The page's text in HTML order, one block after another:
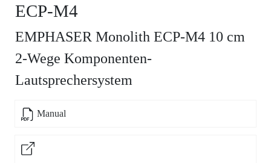
ECP-M4
EMPHASER Monolith ECP-M4 10 cm
2-Wege Komponenten-
Lautsprechersystem
Manual